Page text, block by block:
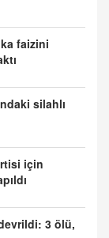
faizini
silahlı
için
3 ölü,